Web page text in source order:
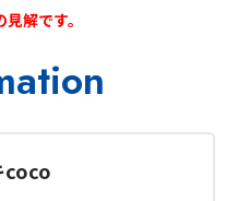
解です。
coco